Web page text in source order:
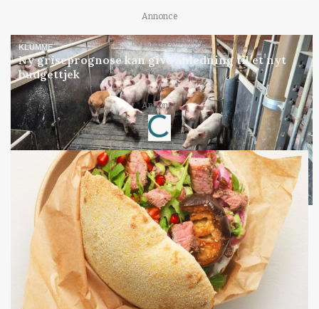
Annonce
KLUMME
Ny griseprognose kan give anledning til et nyt
budgettjek
Annonce
Loading...